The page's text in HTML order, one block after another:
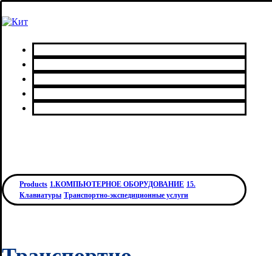
Products 1.КОМПЬЮТЕРНОЕ ОБОРУДОВАНИЕ 15.
Клавиатуры Транспортно-экспедиционные услуги